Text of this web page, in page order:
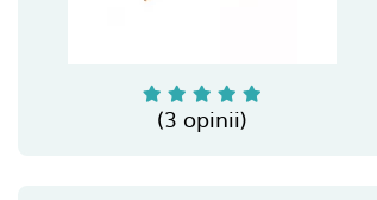
(3 opinii)